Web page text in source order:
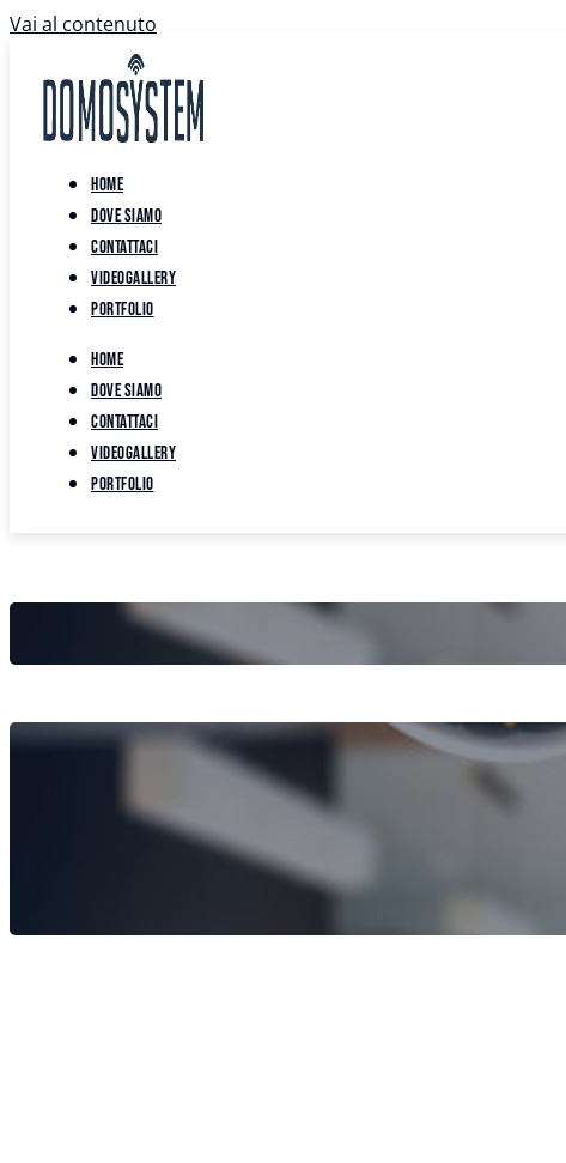
Vai al contenuto
Home
Dove siamo
Contattaci
Videogallery
Portfolio
Home
Dove siamo
Contattaci
Videogallery
Portfolio